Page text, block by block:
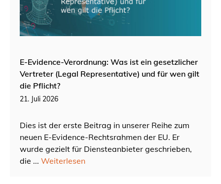
E-Evidence-Verordnung: Was ist ein gesetzlicher
Vertreter (Legal Representative) und für wen gilt
die Pflicht?
21. Juli 2026
Dies ist der erste Beitrag in unserer Reihe zum
neuen E-Evidence-Rechtsrahmen der EU. Er
wurde gezielt für Diensteanbieter geschrieben,
die ... Weiterlesen